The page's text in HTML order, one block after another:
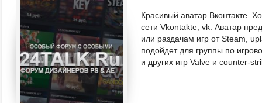
Красивый аватар Вконтакте.
сети Vkontakte, vk. Аватар
или раздачам игр от Steam,
подойдет для группы по
и других игр Valve и counter-